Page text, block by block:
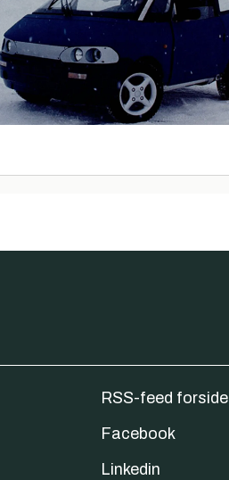
RSS-feed forside
Facebook
Linkedin